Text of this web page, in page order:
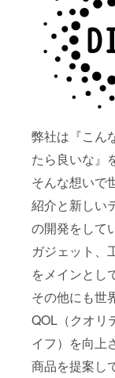
弊社は『こん
たら良いな』
そんな想いで
紹介と新しい
の開発をして
ガジェット、
をメインとし
その他にも世
QOL（クオリ
イフ）を向上
商品を提案し